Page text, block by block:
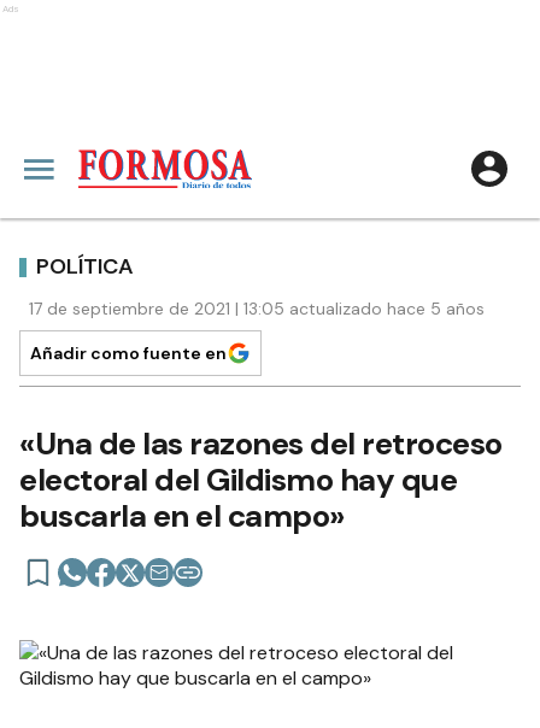
Ads
POLÍTICA
17 de septiembre de 2021 | 13:05 actualizado hace 5 años
Añadir como fuente en
«Una de las razones del retroceso
electoral del Gildismo hay que
buscarla en el campo»